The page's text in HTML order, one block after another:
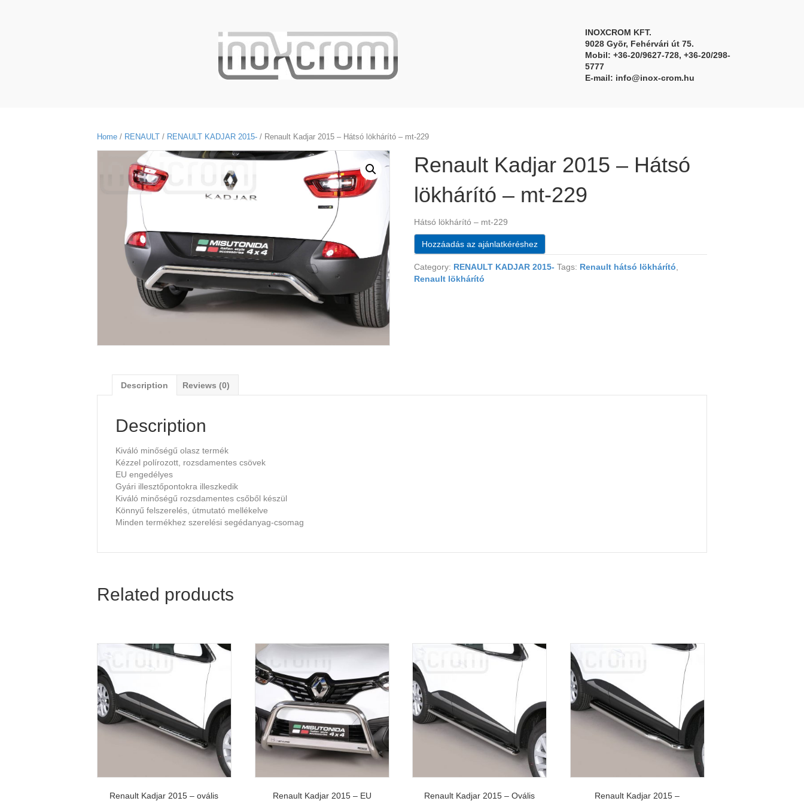
INOXCROM KFT.
9028 Gyõr, Fehérvári út 75.
Mobil: +36-20/9627-728, +36-20/298-
5777
E-mail: info@inox-crom.hu
Home / RENAULT / RENAULT KADJAR 2015- / Renault Kadjar 2015 – Hátsó lökhárító – mt-229
Renault Kadjar 2015 – Hátsó
lökhárító – mt-229
Hátsó lökhárító – mt-229
Hozzáadás az ajánlatkéréshez
Category: RENAULT KADJAR 2015- Tags: Renault hátsó lökhárító
Renault lökhárító
Description Reviews (0)
Description
Kiváló minőségű olasz termék
Kézzel polírozott, rozsdamentes csövek
EU engedélyes
Gyári illesztőpontokra illeszkedik
Kiváló minőségű rozsdamentes csőből készül
Könnyű felszerelés, útmutató mellékelve
Minden termékhez szerelési segédanyag-csomag
Related products
Renault Kadjar 2015 – ovális
Renault Kadjar 2015 – EU
Renault Kadjar 2015 – Ovális
Renault Kadjar 2015 –